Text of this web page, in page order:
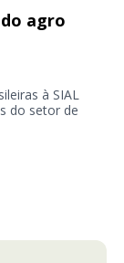
agro
à SIAL
do setor de